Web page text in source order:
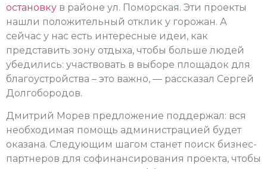
остановку в районе ул. Поморская. Эти проекты
нашли положительный отклик у горожан. А
сейчас у нас есть интересные идеи, как
представить зону отдыха, чтобы больше людей
убедились: участвовать в выборе площадок для
благоустройства – это важно, — рассказал Сергей
Долгобородов.
Дмитрий Морев предложение поддержал: вся
необходимая помощь администрацией будет
оказана. Следующим шагом станет поиск бизнес-
партнеров для софинансирования проекта, чтобы